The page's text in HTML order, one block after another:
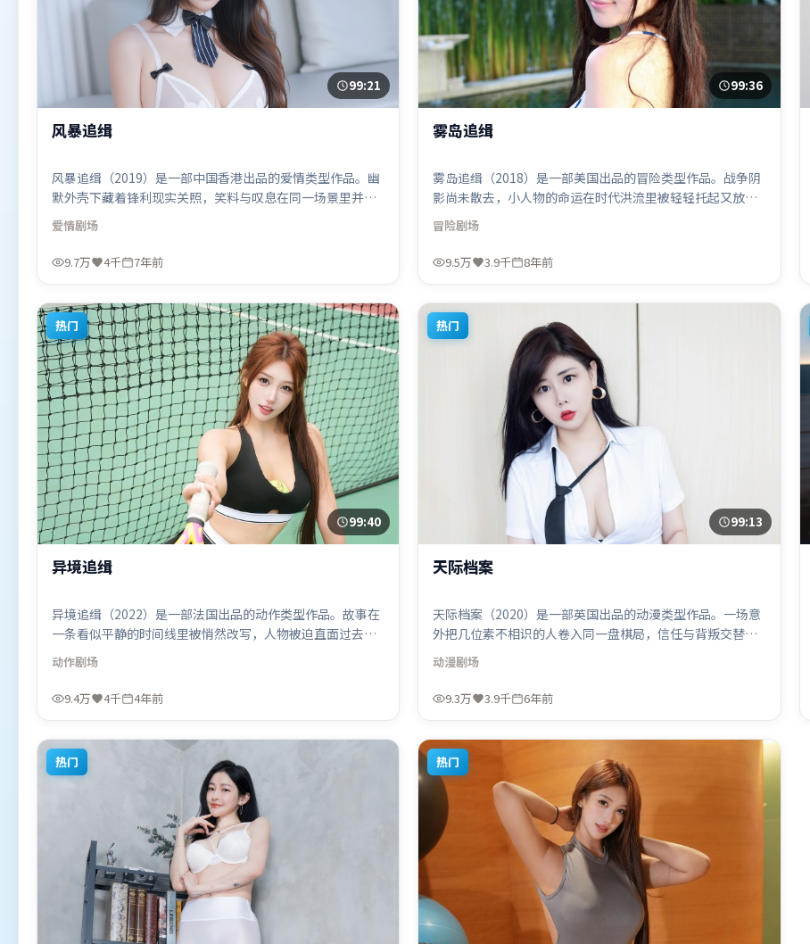
99:21
风暴追缉
风暴追缉（2019）是一部中国香港出品的爱情类型作品。幽
默外壳下藏着锋利现实关照，笑料与叹息在同一场景里并
存。摄影与美术共同营造出强烈地域气质，增强沉浸感。由
拉吉库马尔·希拉尼执导，汤姆·哈迪、周迅、谭卓，秦海
璐、汤唯、沈腾等联袂出演。影片于2019年1月5日（中国香
爱情剧场
9.7万 4千 7年前
99:36
雾岛追缉
雾岛追缉（2018）是一部美国出品的冒险类型作品。战争阴
影尚未散去，小人物的命运在时代洪流里被轻轻托起又放
下。群像刻画各有弧光，配角亦承担叙事推进功能。由洪常
秀执导，廖凡、提莫西·查拉米、刘德华，咏梅、弗洛伦丝
·皮尤、堺雅人等联袂出演。影片于2018年6月11日（美
冒险剧场
9.5万 3.9千 8年前
热门
99:40
异境追缉
异境追缉（2022）是一部法国出品的动作类型作品。故事在
一条看似平静的时间线里被悄然改写，人物被迫直面过去与
现在的撕裂。视听风格统一而富有实验感，配乐与画面情绪
贴合。由朴赞郁执导，张家辉、河正宇、汤唯，沈腾、杨
幂、周迅等联袂出演。影片于2022年8月6日（法国）在部分
动作剧场
9.4万 4千 4年前
热门
99:13
天际档案
天际档案（2020）是一部英国出品的动漫类型作品。一场意
外把几位素不相识的人卷入同一盘棋局，信任与背叛交替上
演。人物关系网复杂却不凌乱，每场对手戏都推动信息增
量。由娄烨执导，孙艺珍、苍井优、杨紫，易烊千玺、梁朝
伟等联袂出演。影片于2020年6月1日（英国）在部分地区首
动漫剧场
9.3万 3.9千 6年前
热门 热门